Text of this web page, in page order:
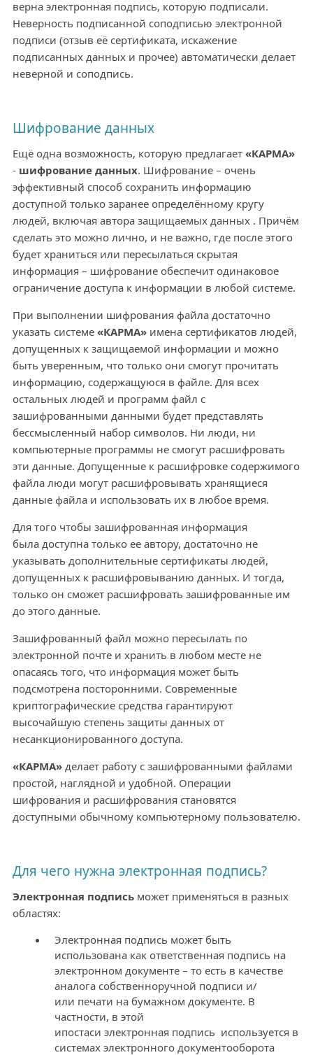
верна электронная подпись, которую подписали.
Неверность подписанной соподписью электронной
подписи (отзыв её сертификата, искажение
подписанных данных и прочее) автоматически делает
неверной и соподпись.
Шифрование данных
Ещё одна возможность, которую предлагает «КАРМА»
- шифрование данных. Шифрование – очень
эффективный способ сохранить информацию
доступной только заранее определённому кругу
людей, включая автора защищаемых данных . Причём
сделать это можно лично, и не важно, где после этого
будет храниться или пересылаться скрытая
информация – шифрование обеспечит одинаковое
ограничение доступа к информации в любой системе.
При выполнении шифрования файла достаточно
указать системе «КАРМА»имена сертификатов людей,
допущенных к защищаемой информации и можно
быть уверенным, что только они смогут прочитать
информацию, содержащуюся в файле. Для всех
остальных людей и программ файл с
зашифрованными данными будет представлять
бессмысленный набор символов. Ни люди, ни
компьютерные программы не смогут расшифровать
эти данные. Допущенные к расшифровке содержимого
файла люди могут расшифровывать хранящиеся
данные файла и использовать их в любое время.
Для того чтобы зашифрованная информация
была доступна только ее автору, достаточно не
указывать дополнительные сертификаты людей,
допущенных к расшифровыванию данных. И тогда,
только он сможет расшифровать зашифрованные им
до этого данные.
Зашифрованный файл можно пересылать по
электронной почте и хранить в любом месте не
опасаясь того, что информация может быть
подсмотрена посторонними. Современные
криптографические средства гарантируют
высочайшую степень защиты данных от
несанкционированного доступа.
«КАРМА»делает работу с зашифрованными файлами
простой, наглядной и удобной. Операции
шифрования и расшифрования становятся
доступными обычному компьютерному пользователю.
Для чего нужна электронная подпись?
Электронная подписьможет применяться в разных
областях:
Электронная подпись может быть
использована как ответственная подпись на
электронном документе – то есть в качестве
аналога собственноручной подписи и/
или печати на бумажном документе. В
частности, в этой
ипостаси электронная подпись используется в
системах электронного документооборота